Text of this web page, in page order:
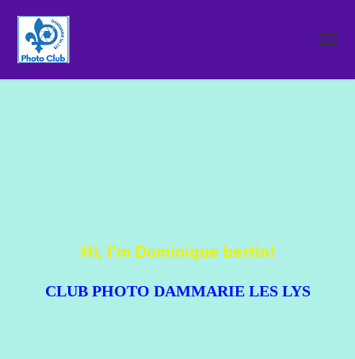
Hi, I'm Dominique bertin!
CLUB PHOTO DAMMARIE LES LYS